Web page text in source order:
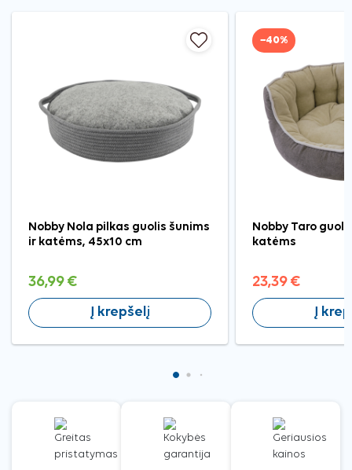
Nobby Nola pilkas guolis šunims
ir katėms, 45x10 cm
36,99 €
Į krepšelį
−40%
Nobby Taro
katėms
23,39 €
Į